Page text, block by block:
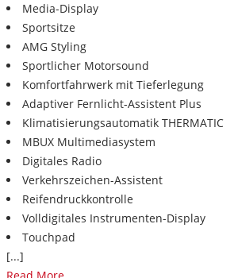
Media-Display
Sportsitze
AMG Styling
Sportlicher Motorsound
Komfortfahrwerk mit Tieferlegung
Adaptiver Fernlicht-Assistent Plus
Klimatisierungsautomatik THERMATIC
MBUX Multimediasystem
Digitales Radio
Verkehrszeichen-Assistent
Reifendruckkontrolle
Volldigitales Instrumenten-Display
Touchpad
[...]
Read More ...